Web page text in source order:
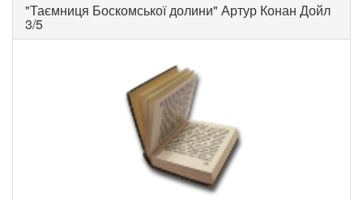
"Таємниця Боскомської долини" Артур Конан Дойл
3/5